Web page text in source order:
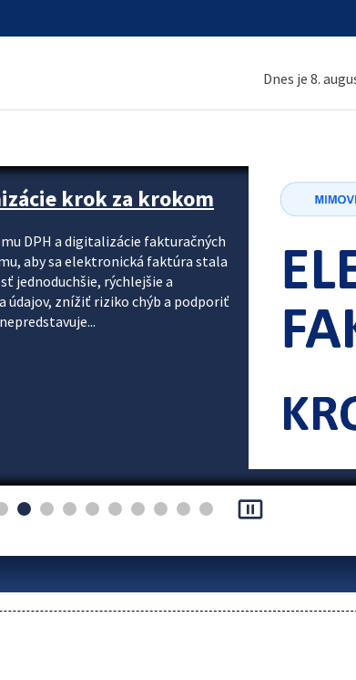
Dnes je 8.
krok za krokom
DPH a digitalizácie fakturačných
aby sa elektronická faktúra stala
jednoduchšie, rýchlejšie a
údajov, znížiť riziko chýb a podporiť
pause_presentation